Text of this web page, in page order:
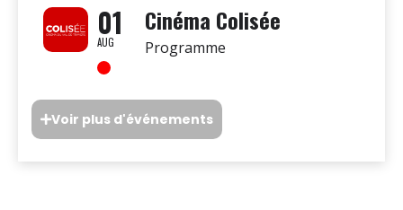
01
AUG
Cinéma Colisée
Programme
Voir plus d'événements